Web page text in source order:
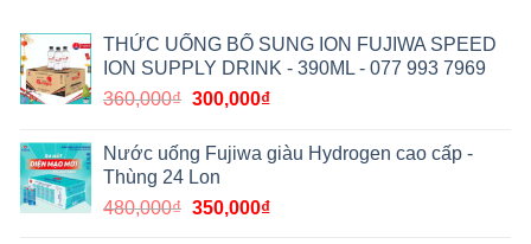
THỨC UỐNG BỔ SUNG ION FUJIWA SPEED
ION SUPPLY DRINK - 390ML - 077 993 7969
360,000₫ 300,000₫
Nước uống Fujiwa giàu Hydrogen cao cấp -
Thùng 24 Lon
480,000₫ 350,000₫